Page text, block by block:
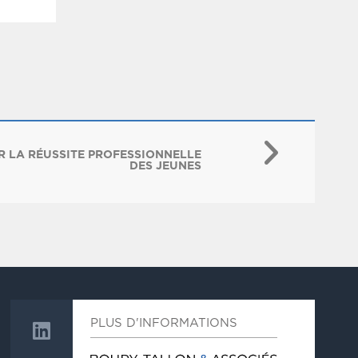
LA RÉUSSITE PROFESSIONNELLE
DES JEUNES
PLUS D'INFORMATIONS